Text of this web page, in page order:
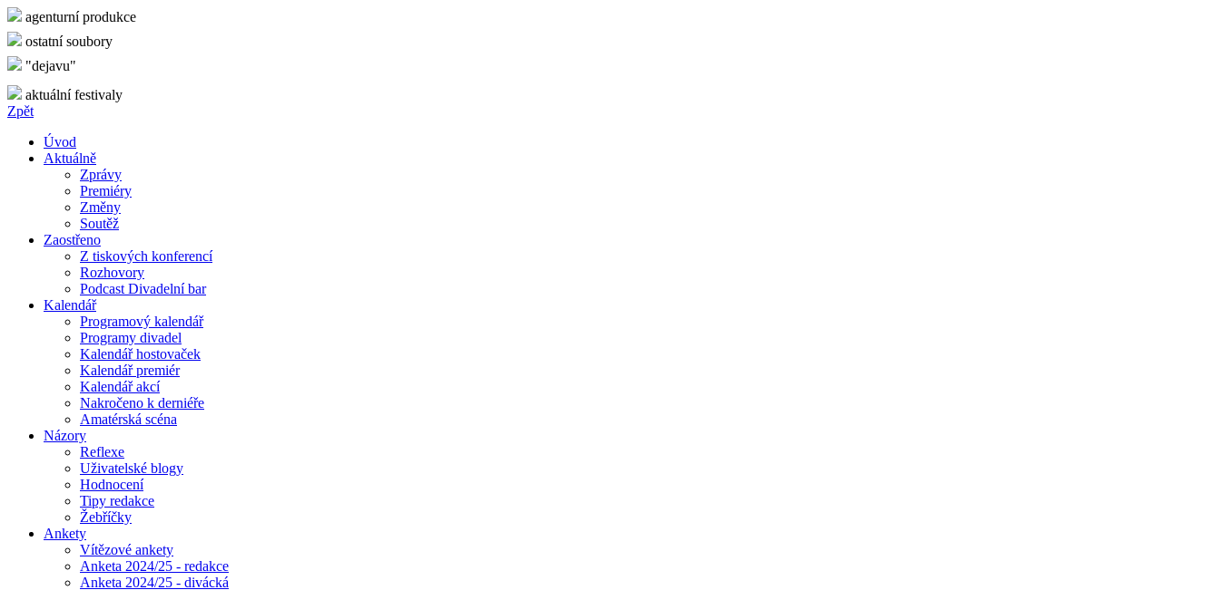
agenturní produkce
ostatní soubory
"dejavu"
aktuální festivaly
Zpět
Úvod
Aktuálně
Zprávy
Premiéry
Změny
Soutěž
Zaostřeno
Z tiskových konferencí
Rozhovory
Podcast Divadelní bar
Kalendář
Programový kalendář
Programy divadel
Kalendář hostovaček
Kalendář premiér
Kalendář akcí
Nakročeno k derniéře
Amatérská scéna
Názory
Reflexe
Uživatelské blogy
Hodnocení
Tipy redakce
Žebříčky
Ankety
Vítězové ankety
Anketa 2024/25 - redakce
Anketa 2024/25 - divácká